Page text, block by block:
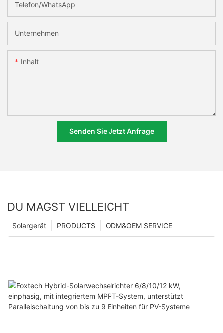
Telefon/WhatsApp
Unternehmen
Inhalt
Senden Sie Jetzt Anfrage
DU MAGST VIELLEICHT
ODM&OEM SERVICE
PRODUCTS
Solargerät